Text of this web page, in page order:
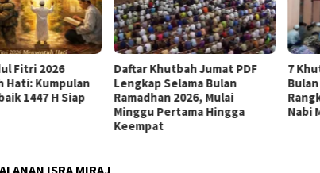
Fitri 2026
Hati: Kumpulan
1447 H Siap
Daftar Khutbah Jumat PDF
Lengkap Selama Bulan
Ramadhan 2026, Mulai
Minggu Pertama Hingga
Keempat
7
Nabi
ISRA MIRAJ